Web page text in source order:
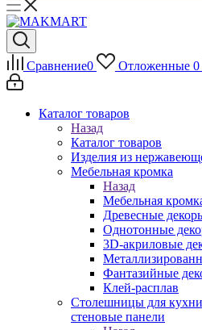
Сравнение0 Отложенные 0
Каталог товаров
Назад
Каталог товаров
Изделия из
Мебельная кромка
Назад
Мебельная
Древесные
Однотонные
3D-акриловые
Фантазийные
Клей-расплав
Столешницы для
стеновые панели